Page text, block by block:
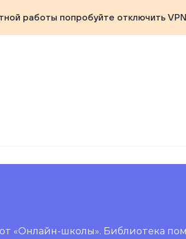
работы попробуйте отключить
«Онлайн-школы». Библиотека